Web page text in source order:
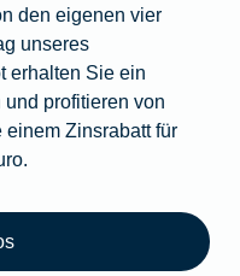
den eigenen vier
unseres
erhalten Sie ein
profitieren von
Zinsrabatt für